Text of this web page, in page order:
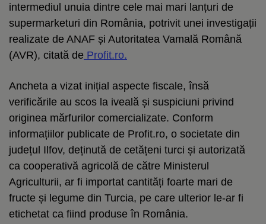
intermediul unuia dintre cele mai mari lanțuri de
supermarketuri din România, potrivit unei investigații
realizate de ANAF și Autoritatea Vamală Română
(AVR), citată de Profit.ro.
Ancheta a vizat inițial aspecte fiscale, însă
verificările au scos la iveală și suspiciuni privind
originea mărfurilor comercializate. Conform
informațiilor publicate de Profit.ro, o societate din
județul Ilfov, deținută de cetățeni turci și autorizată
ca cooperativă agricolă de către Ministerul
Agriculturii, ar fi importat cantități foarte mari de
fructe și legume din Turcia, pe care ulterior le-ar fi
etichetat ca fiind produse în România.